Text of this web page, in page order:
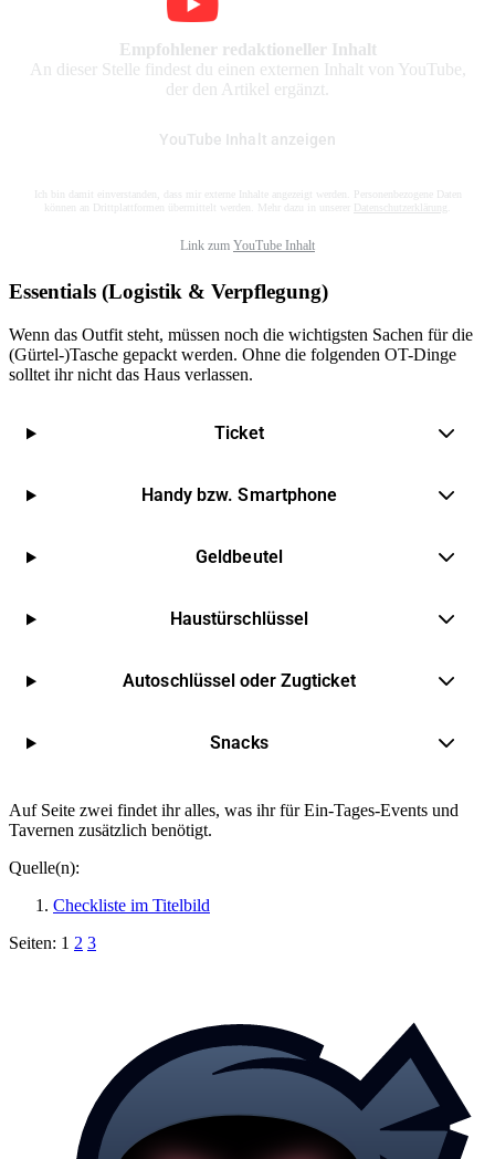
Empfohlener redaktioneller Inhalt
An dieser Stelle findest du einen externen Inhalt von YouTube,
der den Artikel ergänzt.
YouTube Inhalt anzeigen
Ich bin damit einverstanden, dass mir externe Inhalte angezeigt werden. Personenbezogene Daten
können an Drittplattformen übermittelt werden. Mehr dazu in unserer
Datenschutzerklärung
Link zum YouTube Inhalt
Essentials (Logistik & Verpflegung)
Wenn das Outfit steht, müssen noch die wichtigsten Sachen für die
(Gürtel-)Tasche gepackt werden. Ohne die folgenden OT-Dinge
solltet ihr nicht das Haus verlassen.
Ticket
Handy bzw. Smartphone
Geldbeutel
Haustürschlüssel
Autoschlüssel oder Zugticket
Snacks
Auf Seite zwei findet ihr alles, was ihr für Ein-Tages-Events und
Tavernen zusätzlich benötigt.
Quelle(n):
Checkliste im Titelbild
Seiten: 1 2 3